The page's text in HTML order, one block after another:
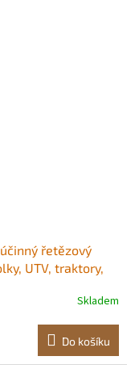
řetězový
UTV, traktory,
příjezdových
polí<br/
Skladem
Do košíku